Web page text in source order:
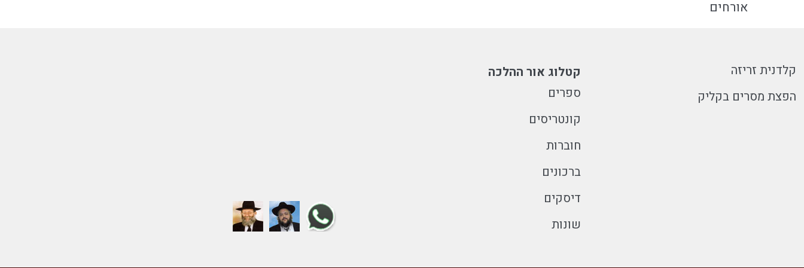
אורחים
קלדנית זריזה
הפצת מסרים בקליק
קטלוג אור ההלכה
ספרים
קונטריסים
חוברות
ברכונים
דיסקים
שונות